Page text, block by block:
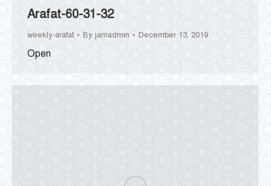
Arafat-60-31-32
weekly-arafat By jamadmin December 13, 2019
Open